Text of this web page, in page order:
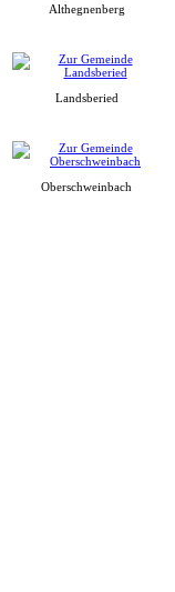
Althegnenberg
Landsberied
Oberschweinbach